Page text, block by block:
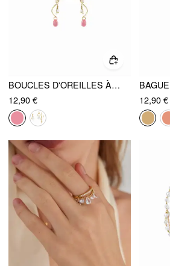
BOUCLES D'OREILLES À MOTIFS DE FLEURS, PAPILLONS ET PERLES SIMULÉES DÉCORÉES DE STRASS
12,90 €
12,90 €